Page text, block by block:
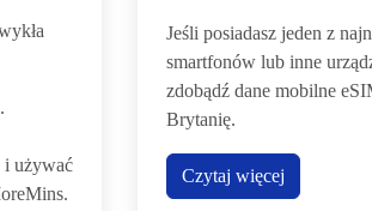
i używać
Jeśli posiadasz jeden z
smartfonów lub inne
zdobądź dane mobilne
Brytanię.
Czytaj więcej